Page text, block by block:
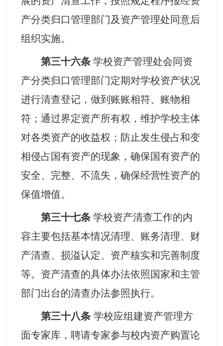
产分类归口管理部门及资产管理处同意后
组织实施。
第三十六条学校资产管理处会同资
产分类归口管理部门定期对学校资产状况
进行清查登记，做到账账相符、账物相
符；通过界定资产所有权，维护学校主体
对各类资产的收益权；防止发生侵占和变
相侵占国有资产的现象，确保国有资产的
安全、完整、不流失，确保经营性资产的
保值增值。
第三十七条学校资产清查工作的内
容主要包括基本情况清理、账务清理、财
产清查、损溢认定、资产核实和完善制度
等。资产清查的具体办法依照国家和主管
部门出台的清查办法参照执行。
第三十八条 学校应组建资产管理方
面专家库，聘请专家参与校内资产购置论